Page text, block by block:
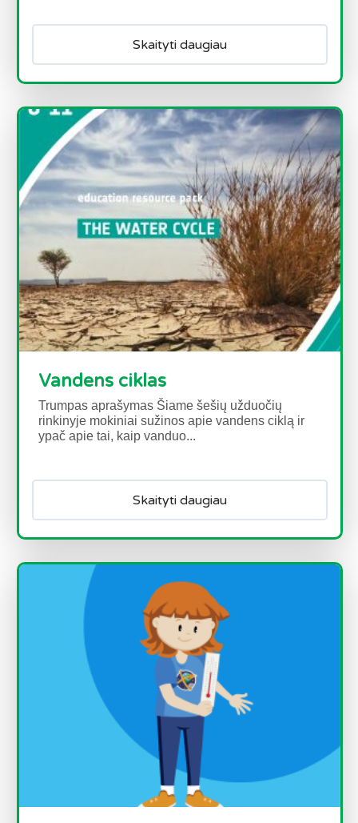
Skaityti daugiau
Vandens ciklas
Trumpas aprašymas Šiame šešių užduočių
rinkinyje mokiniai sužinos apie vandens ciklą ir
ypač apie tai, kaip vanduo...
Skaityti daugiau